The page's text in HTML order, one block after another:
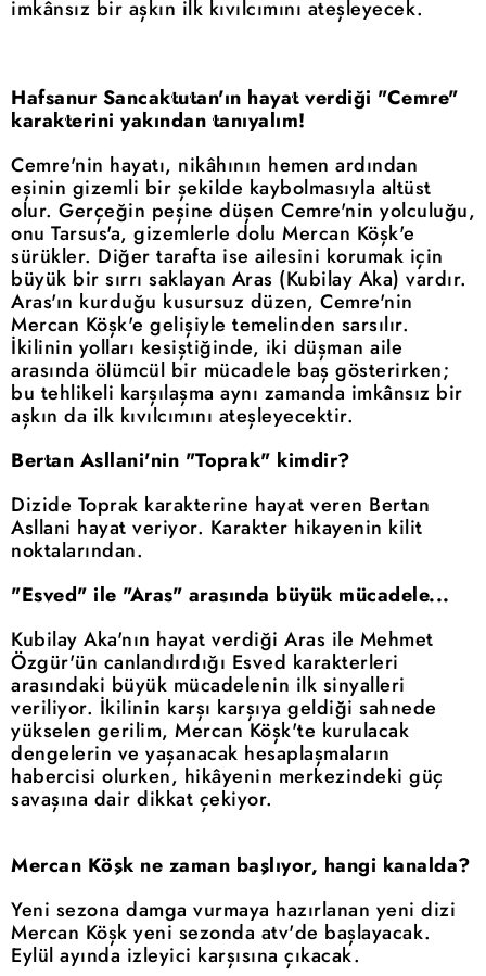
imkânsız bir aşkın ilk kıvılcımını ateşleyecek.
Hafsanur Sancaktutan'ın hayat verdiği "Cemre"
karakterini yakından tanıyalım!
Cemre'nin hayatı, nikâhının hemen ardından
eşinin gizemli bir şekilde kaybolmasıyla altüst
olur. Gerçeğin peşine düşen Cemre'nin yolculuğu,
onu Tarsus'a, gizemlerle dolu Mercan Köşk'e
sürükler. Diğer tarafta ise ailesini korumak için
büyük bir sırrı saklayan Aras (Kubilay Aka) vardır.
Aras'ın kurduğu kusursuz düzen, Cemre'nin
Mercan Köşk'e gelişiyle temelinden sarsılır.
İkilinin yolları kesiştiğinde, iki düşman aile
arasında ölümcül bir mücadele baş gösterirken;
bu tehlikeli karşılaşma aynı zamanda imkânsız bir
aşkın da ilk kıvılcımını ateşleyecektir.
Bertan Asllani'nin "Toprak" kimdir?
Dizide Toprak karakterine hayat veren Bertan
Asllani hayat veriyor. Karakter hikayenin kilit
noktalarından.
"Esved" ile "Aras" arasında büyük mücadele...
Kubilay Aka'nın hayat verdiği Aras ile Mehmet
Özgür'ün canlandırdığı Esved karakterleri
arasındaki büyük mücadelenin ilk sinyalleri
veriliyor. İkilinin karşı karşıya geldiği sahnede
yükselen gerilim, Mercan Köşk'te kurulacak
dengelerin ve yaşanacak hesaplaşmaların
habercisi olurken, hikâyenin merkezindeki güç
savaşına dair dikkat çekiyor.
Mercan Köşk ne zaman başlıyor, hangi kanalda?
Yeni sezona damga vurmaya hazırlanan yeni dizi
Mercan Köşk yeni sezonda atv'de başlayacak.
Eylül ayında izleyici karşısına çıkacak.